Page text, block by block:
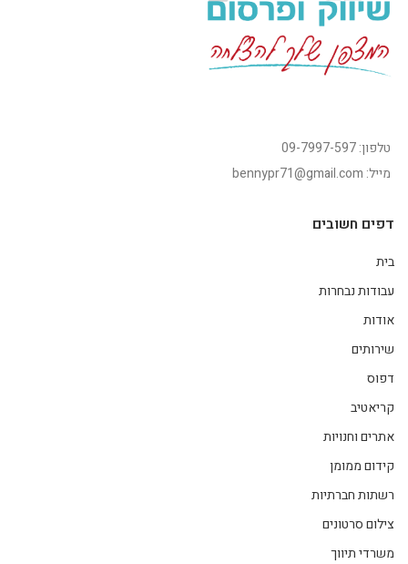
טלפון: 09-7997-597
מייל: bennypr71@gmail.com
דפים חשובים
בית
עבודות נבחרות
אודות
שירותים
דפוס
קריאטיב
אתרים וחנויות
קידום ממומן
רשתות חברתיות
צילום סרטונים
משרדי תיווך